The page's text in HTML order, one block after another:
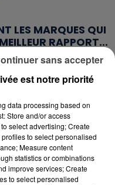
LES MARQUES QUI
RAPPORT...
ÉVITER
ÉTÉ...
DU 12 AOÛT : LA
LUNETTES DE...
est notre priorité
data processing based on
Store and/or access
select advertising; Create
to select personalised
Measure content
statistics or combinations
improve services; Create
to select personalised
sans accepter